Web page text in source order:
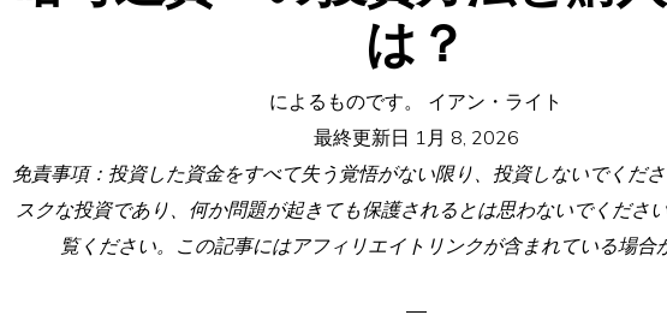
は？
によるものです。 イアン・ライト
最終更新日 1月 8, 2026
免責事項：投資した資金をすべて失う覚悟がない限り、投資しないでくだ
スクな投資であり、何か問題が起きても保護されるとは思わないでくださ
覧ください。この記事にはアフィリエイトリンクが含まれている場合